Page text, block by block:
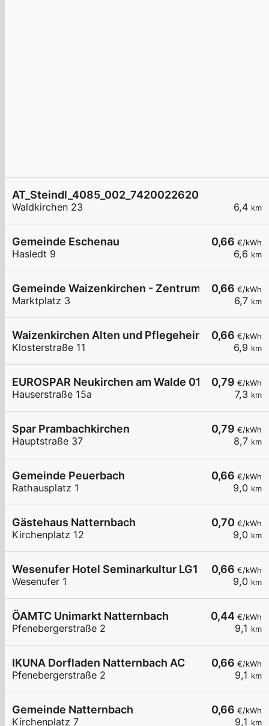
6,4 km
AT_Steindl_4085_002_7420022620 öffentlich
Waldkirchen 23
0,66 €/kWh
6,6 km
Gemeinde Eschenau
Hasledt 9
0,66 €/kWh
6,7 km
Gemeinde Waizenkirchen - Zentrum
Marktplatz 3
0,66 €/kWh
6,9 km
Waizenkirchen Alten und Pflegeheim LG1
Klosterstraße 11
0,79 €/kWh
7,3 km
EUROSPAR Neukirchen am Walde 01
Hauserstraße 15a
0,79 €/kWh
8,7 km
Spar Prambachkirchen
Hauptstraße 37
0,66 €/kWh
9,0 km
Gemeinde Peuerbach
Rathausplatz 1
0,70 €/kWh
9,0 km
Gästehaus Natternbach
Kirchenplatz 12
0,66 €/kWh
9,0 km
Wesenufer Hotel Seminarkultur LG1
Wesenufer 1
0,44 €/kWh
9,1 km
ÖAMTC Unimarkt Natternbach
Pfenebergerstraße 2
0,66 €/kWh
9,1 km
IKUNA Dorfladen Natternbach AC
Pfenebergerstraße 2
0,66 €/kWh
9,1 km
Gemeinde Natternbach
Kirchenplatz 7